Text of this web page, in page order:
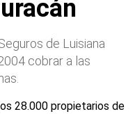
de Luisiana
cobrar a las